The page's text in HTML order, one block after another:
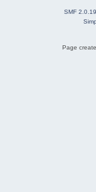
SMF 2.0.19
Page